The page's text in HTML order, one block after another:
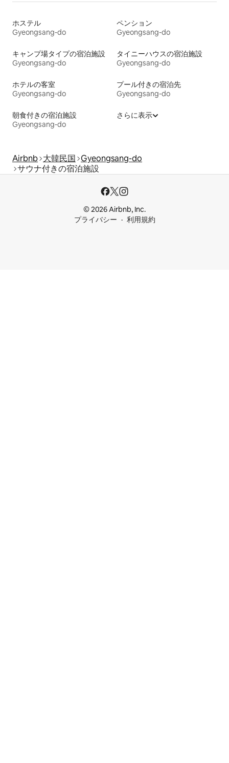
ホステル
Gyeongsang-do
ペンション
Gyeongsang-do
キャンプ場タイプの宿泊施設
Gyeongsang-do
タイニーハウスの宿泊施設
Gyeongsang-do
ホテルの客室
Gyeongsang-do
プール付きの宿泊先
Gyeongsang-do
朝食付きの宿泊施設
Gyeongsang-do
さらに表示
Airbnb 大韓民国 Gyeongsang-do
サウナ付きの宿泊施設
© 2026 Airbnb, Inc.
プライバシー
利用規約